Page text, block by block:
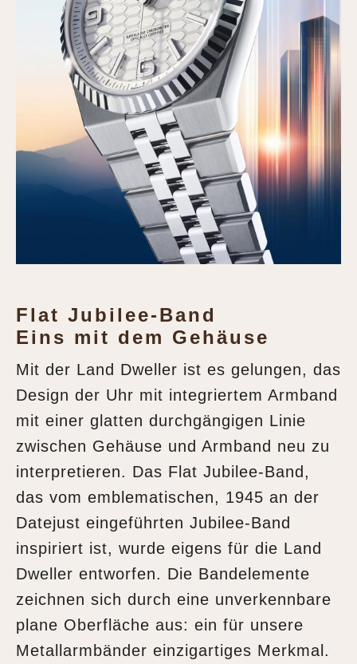
Flat Jubilee-Band
Eins mit dem Gehäuse
Mit der Land Dweller ist es gelungen, das
Design der Uhr mit integriertem Armband
mit einer glatten durchgängigen Linie
zwischen Gehäuse und Armband neu zu
interpretieren. Das Flat Jubilee-Band,
das vom emblematischen, 1945 an der
Datejust eingeführten Jubilee-Band
inspiriert ist, wurde eigens für die Land
Dweller entworfen. Die Bandelemente
zeichnen sich durch eine unverkennbare
plane Oberfläche aus: ein für unsere
Metallarmbänder einzigartiges Merkmal.